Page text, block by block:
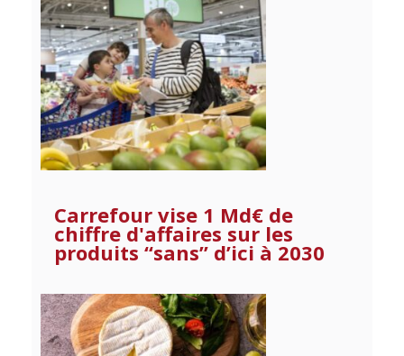
Carrefour vise 1 Md€ de
chiffre d'affaires sur les
produits “sans” d’ici à 2030